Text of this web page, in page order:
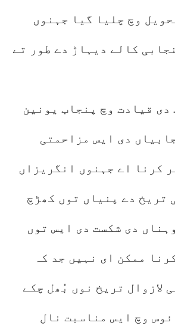
وچ چلیا گیا جہنوں
کالے دیہاڑ دے طور تے
دی قیادت وچ پنجاب یونین
دی ایس مزاحمتی
کرنا اے جہنوں انگریزاں
تریخ دے پنیاں توں کھڑچ
دی شکست دی ایس توں
ممکن ای نہیں جد کہ
لازوال تریخ نوں بُھل چکے
وچ ایس مناسبت نال